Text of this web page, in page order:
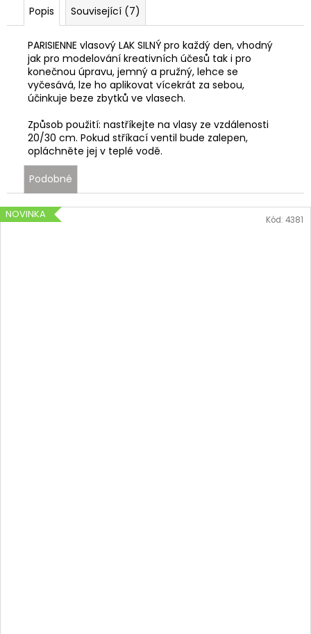
Popis Související (7)
PARISIENNE vlasový LAK SILNÝ pro každý den, vhodný
jak pro modelování kreativních účesů tak i pro
konečnou úpravu, jemný a pružný, lehce se
vyčesává, lze ho aplikovat vícekrát za sebou,
účinkuje beze zbytků ve vlasech.
Způsob použití: nastříkejte na vlasy ze vzdálenosti
20/30 cm. Pokud stříkací ventil bude zalepen,
opláchněte jej v teplé vodě.
Podobné
NOVINKA Kód: 4381